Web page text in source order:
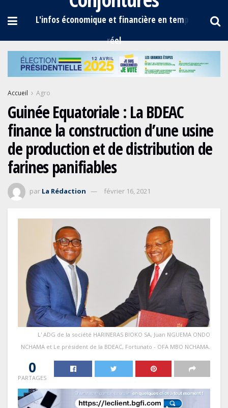
Accueil Agro
Guinée Equatoriale : La BDEAC
finance la construction d’une usine
de production et de distribution de
farines panifiables
par La Rédaction février 16, 2021
L' ADG de la société HARINERAS BIOKO SA, Juan NGUEMA ONDO
NCHAMA et Le président de la BDEAC, Fortunato - OFA MBO NCHAMA.
0
PARTAGES